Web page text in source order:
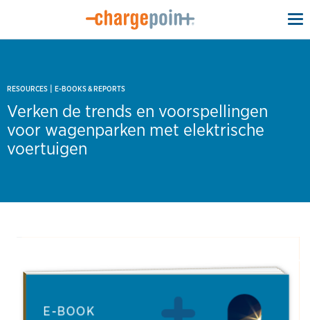
RESOURCES | E-BOOKS & REPORTS
Verken de trends en voorspellingen
voor wagenparken met elektrische
voertuigen